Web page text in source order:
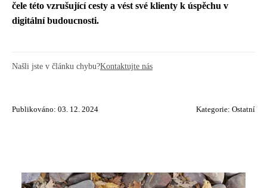
čele této vzrušující cesty a vést své klienty k úspěchu v
digitální budoucnosti.
Našli jste v článku chybu?Kontaktujte nás
Publikováno: 03. 12. 2024 Kategorie: Ostatní